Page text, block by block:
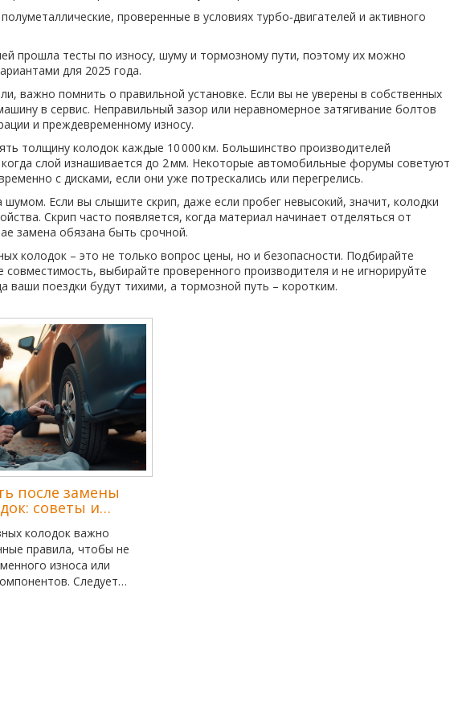
проверенные в условиях турбо‑двигателей и активного
прошла тесты по износу, шуму и тормозному пути, поэтому их можно
для 2025 года.
важно помнить о правильной установке. Если вы не уверены в собственных
в сервис. Неправильный зазор или неравномерное затягивание болтов
и преждевременному износу.
толщину колодок каждые 10 000 км. Большинство производителей
слой изнашивается до 2 мм. Некоторые автомобильные форумы советуют
с дисками, если они уже потрескались или перегрелись.
шумом. Если вы слышите скрип, даже если пробег невысокий, значит, колодки
Скрип часто появляется, когда материал начинает отделяться от
замена обязана быть срочной.
колодок – это не только вопрос цены, но и безопасности. Подбирайте
совместимость, выбирайте проверенного производителя и не игнорируйте
ваши поездки будут тихими, а тормозной путь – коротким.
после замены
советы и
колодок важно
правила, чтобы не
износа или
Следует
и проверять